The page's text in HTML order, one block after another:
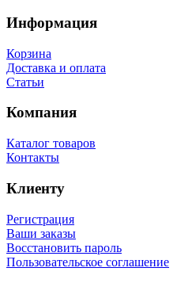
Информация
Корзина
Доставка и оплата
Статьи
Компания
Каталог товаров
Контакты
Клиенту
Регистрация
Ваши заказы
Восстановить пароль
Пользовательское соглашение